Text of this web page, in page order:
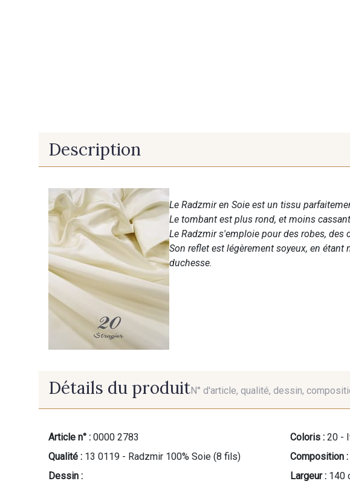
Description
Le Radzmir en Soie est un tissu
Le tombant est plus rond, et moins
Le Radzmir s'emploie pour des robes, des
Son reflet est légèrement soyeux, en
duchesse.
Détails du produitN° d'article, qualité, dessin,
Article n° : 0000 2783
Qualité : 13 0119 - Radzmir 100% Soie (8 fils)
Dessin :
Coloris : 20 -
Composition :
Largeur : 140